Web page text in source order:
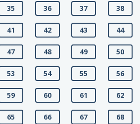
35 36 37 38
41 42 43 44
47 48 49 50
53 54 55 56
59 60 61 62
65 66 67 68